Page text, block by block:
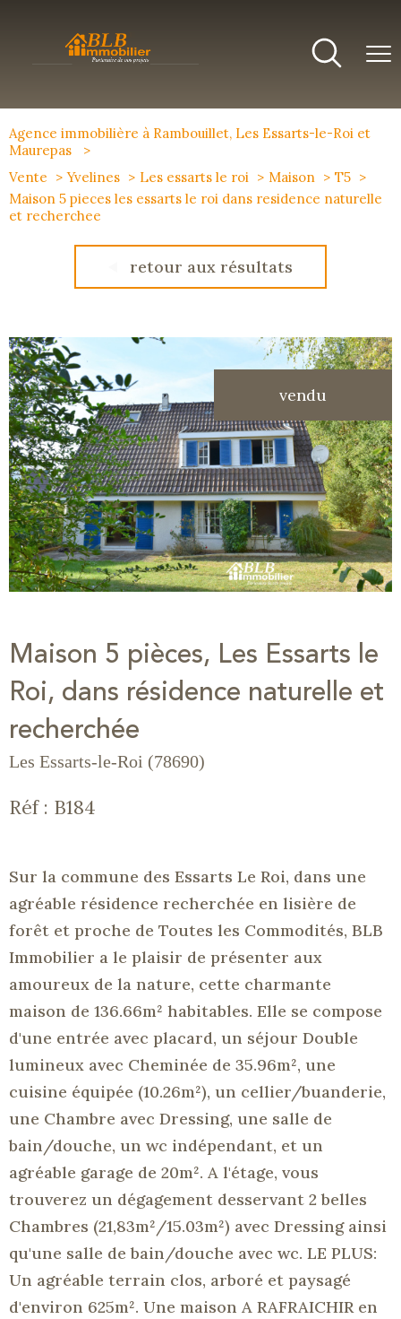
Agence immobilière à Rambouillet, Les Essarts-le-Roi et
Maurepas
Vente
Yvelines Les essarts le roi Maison
T5
Maison 5 pieces les essarts le roi dans residence naturelle
et recherchee
retour aux résultats
vendu
Maison 5 pièces, Les Essarts le
Roi, dans résidence naturelle et
recherchée
Les Essarts-le-Roi (78690)
Réf : B184
Sur la commune des Essarts Le Roi, dans une
agréable résidence recherchée en lisière de
forêt et proche de Toutes les Commodités, BLB
Immobilier a le plaisir de présenter aux
amoureux de la nature, cette charmante
maison de 136.66m² habitables. Elle se compose
d'une entrée avec placard, un séjour Double
lumineux avec Cheminée de 35.96m², une
cuisine équipée (10.26m²), un cellier/buanderie,
une Chambre avec Dressing, une salle de
bain/douche, un wc indépendant, et un
agréable garage de 20m². A l'étage, vous
trouverez un dégagement desservant 2 belles
Chambres (21,83m²/15.03m²) avec Dressing ainsi
qu'une salle de bain/douche avec wc. LE PLUS:
Un agréable terrain clos, arboré et paysagé
d'environ 625m². Une maison A RAFRAICHIR en